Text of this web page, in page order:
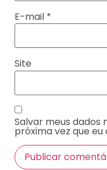
E-mail *
Site
Salvar meus dados
próxima vez que